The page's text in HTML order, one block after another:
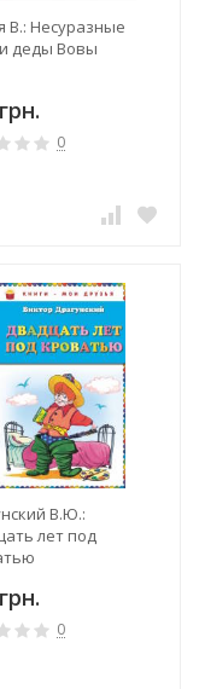
В.: Несуразные
деды Вовы
0
В.Ю.:
лет под
0